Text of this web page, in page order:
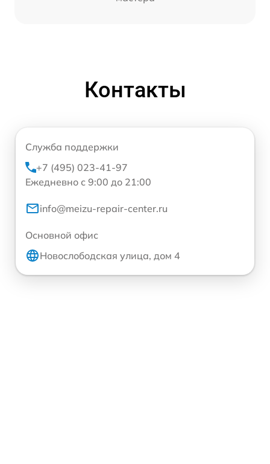
Контакты
Служба поддержки
+7 (495) 023-41-97
Ежедневно с 9:00 до 21:00
info@meizu-repair-center.ru
Основной офис
Новослободская улица, дом 4